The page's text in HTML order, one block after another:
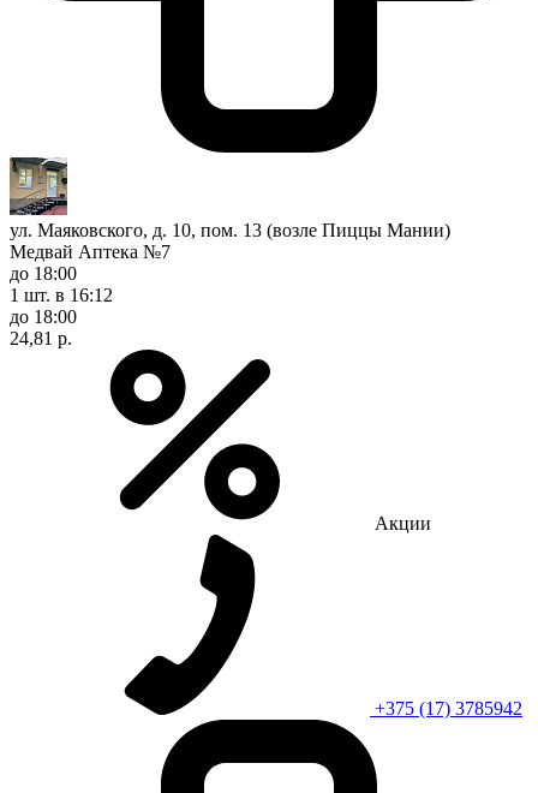
ул. Маяковского, д. 10, пом. 13 (возле Пиццы Мании)
Медвай Аптека №7
до 18:00
1 шт. в 16:12
до 18:00
24,81 р.
Акции
+375 (17) 3785942